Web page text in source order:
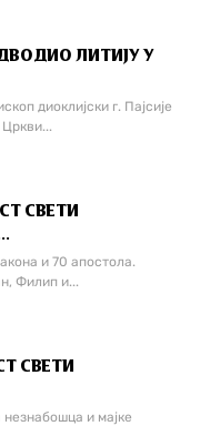
ЛИТИЈУ У
диоклијски г. Пајсије
СВЕТИ
и 70 апостола.
Филип и...
СВЕТИ
и мајке